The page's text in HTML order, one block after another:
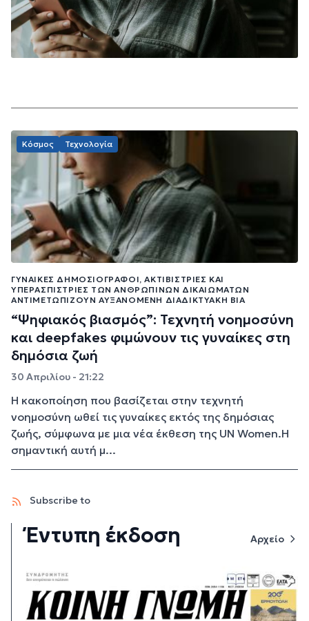
Κόσμος Τεχνολογία
ΓΥΝΑΊΚΕΣ ΔΗΜΟΣΙΟΓΡΆΦΟΙ, ΑΚΤΙΒΊΣΤΡΙΕΣ ΚΑΙ
ΥΠΕΡΑΣΠΊΣΤΡΙΕΣ ΤΩΝ ΑΝΘΡΩΠΊΝΩΝ ΔΙΚΑΙΩΜΆΤΩΝ
ΑΝΤΙΜΕΤΩΠΊΖΟΥΝ ΑΥΞΑΝΌΜΕΝΗ ΔΙΑΔΙΚΤΥΑΚΉ ΒΊΑ
“Ψηφιακός βιασμός”: Τεχνητή νοημοσύνη
και deepfakes φιμώνουν τις γυναίκες στη
δημόσια ζωή
30 Απριλίου - 21:22
Η κακοποίηση που βασίζεται στην τεχνητή
νοημοσύνη ωθεί τις γυναίκες εκτός της δημόσιας
ζωής, σύμφωνα με μια νέα έκθεση της UN Women.Η
σημαντική αυτή μ...
Subscribe to
Έντυπη έκδοση Αρχείο